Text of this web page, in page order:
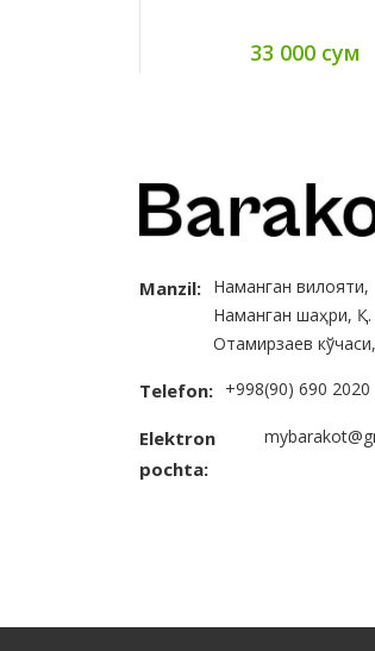
33 000 сум
Manzil: Наманган вилояти,
Наманган шаҳри, Қ.
Отамирзаев
Telefon: +998(90) 690 2020
Elektron
pochta: